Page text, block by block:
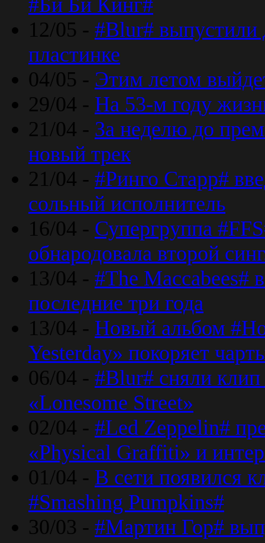
#Би Би Кинг#
12/05 - #Blur# выпустили
пластинке
04/05 - Этим летом
29/04 - На 53-м году
21/04 - За неделю до
новый трек
21/04 - #Ринго Старр#
сольный исполнитель
16/04 - Супергруппа
обнародовала второй
13/04 - #The Maccabees#
последние три года
13/04 - Новый альбом
Yesterday» покоряет
06/04 - #Blur# сняли клип
«Lonesome Street»
02/04 - #Led Zeppelin#
«Physical Graffiti» и
01/04 - В сети появился
#Smashing Pumpkins#
30/03 - #Мартин Гор#